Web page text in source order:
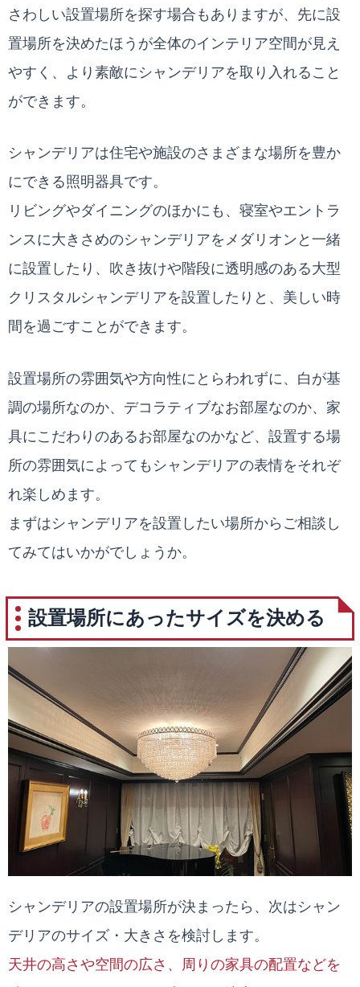
さわしい設置場所を探す場合もありますが、先に設
置場所を決めたほうが全体のインテリア空間が見え
やすく、より素敵にシャンデリアを取り入れること
ができます。
シャンデリアは住宅や施設のさまざまな場所を豊か
にできる照明器具です。
リビングやダイニングのほかにも、寝室やエントラ
ンスに大きさめのシャンデリアをメダリオンと一緒
に設置したり、吹き抜けや階段に透明感のある大型
クリスタルシャンデリアを設置したりと、美しい時
間を過ごすことができます。
設置場所の雰囲気や方向性にとらわれずに、白が基
調の場所なのか、デコラティブなお部屋なのか、家
具にこだわりのあるお部屋なのかなど、設置する場
所の雰囲気によってもシャンデリアの表情をそれぞ
れ楽しめます。
まずはシャンデリアを設置したい場所からご相談し
てみてはいかがでしょうか。
設置場所にあったサイズを決める
シャンデリアの設置場所が決まったら、次はシャン
デリアのサイズ・大きさを検討します。
天井の高さや空間の広さ、周りの家具の配置などを